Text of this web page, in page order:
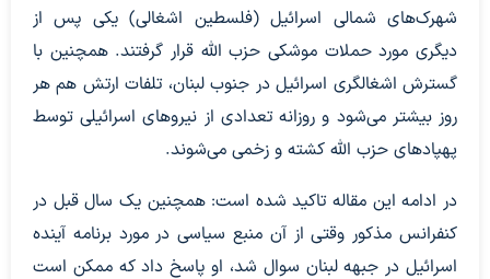
شهرک‌های شمالی اسرائیل (فلسطین اشغالی) یکی پس از
دیگری مورد حملات موشکی حزب الله قرار گرفتند. همچنین با
گسترش اشغالگری اسرائیل در جنوب لبنان، تلفات ارتش هم هر
روز بیشتر می‌شود و روزانه تعدادی از نیروهای اسرائیلی توسط
پهپادهای حزب الله کشته و زخمی می‌شوند.
در ادامه این مقاله تاکید شده است: همچنین یک سال قبل در
کنفرانس مذکور وقتی از آن منبع سیاسی در مورد برنامه آینده
اسرائیل در جبهه لبنان سوال شد، او پاسخ داد که ممکن است